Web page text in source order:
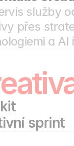
služby
přes
a AI
sprint